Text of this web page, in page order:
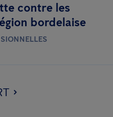
contre les
bordelaise